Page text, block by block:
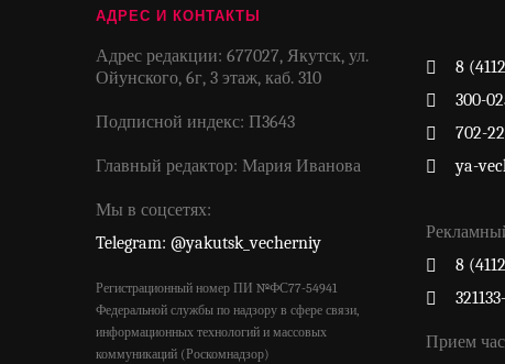
АДРЕС И КОНТАКТЫ
Адрес редакции: 677027, Якутск, ул.
Ойунского, 6г, 3 этаж, каб. 310
Подписной индекс: П3643
Главный редактор: Мария Иванова
Мы в соцсетях:
Telegram: @yakutsk_vecherniy
Регистрационный номер ПИ №ФС77-54941
Федеральной службы по надзору в сфере связи,
информационных технологий и массовых
коммуникаций (Роскомнадзор)
8
300-
702-
ya-
8
Прием